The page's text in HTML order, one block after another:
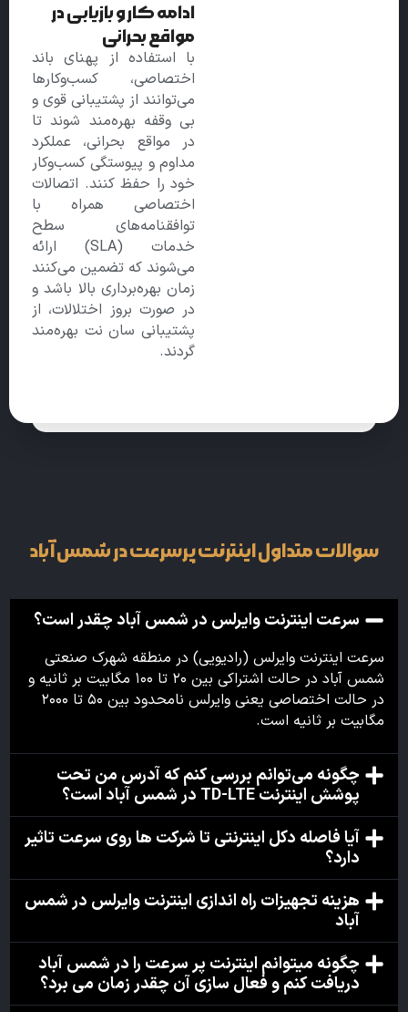
ادامه کار و بازیابی در
مواقع بحرانی
با استفاده از پهنای باند
اختصاصی، کسب‌وکارها
می‌توانند از پشتیبانی قوی و
بی وقفه بهره‌مند شوند تا
در مواقع بحرانی، عملکرد
مداوم و پیوستگی کسب‌وکار
خود را حفظ کنند. اتصالات
اختصاصی همراه با
توافقنامه‌های سطح
خدمات (SLA) ارائه
می‌شوند که تضمین می‌کنند
زمان بهره‌برداری بالا باشد و
در صورت بروز اختلالات، از
پشتیبانی سان نت بهره‌مند
گردند.
سوالات متداول اینترنت پرسرعت در شمس آباد
سرعت اینترنت وایرلس در شمس آباد چقدر است؟
سرعت اینترنت وایرلس (رادیویی) در منطقه شهرک صنعتی
شمس آباد در حالت اشتراکی بین ۲۰ تا ۱۰۰ مگابیت بر ثانیه و
در حالت اختصاصی یعنی وایرلس نامحدود بین ۵۰ تا ۲۰۰۰
مگابیت بر ثانیه است.
چگونه می‌توانم بررسی کنم که آدرس من تحت
پوشش اینترنت TD-LTE در شمس آباد است؟
آیا فاصله دکل اینترنتی تا شرکت ها روی سرعت تاثیر
دارد؟
هزینه تجهیزات راه اندازی اینترنت وایرلس در شمس
آباد
چگونه میتوانم اینترنت پر سرعت را در شمس آباد
دریافت کنم و فعال سازی آن چقدر زمان می برد؟